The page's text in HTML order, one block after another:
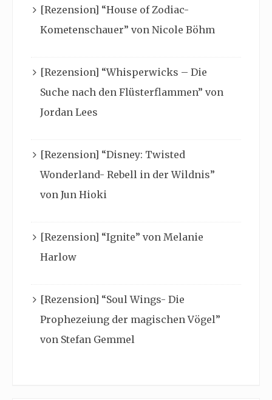
[Rezension] “House of Zodiac-
Kometenschauer” von Nicole Böhm
[Rezension] “Whisperwicks – Die
Suche nach den Flüsterflammen” von
Jordan Lees
[Rezension] “Disney: Twisted
Wonderland- Rebell in der Wildnis”
von Jun Hioki
[Rezension] “Ignite” von Melanie
Harlow
[Rezension] “Soul Wings- Die
Prophezeiung der magischen Vögel”
von Stefan Gemmel